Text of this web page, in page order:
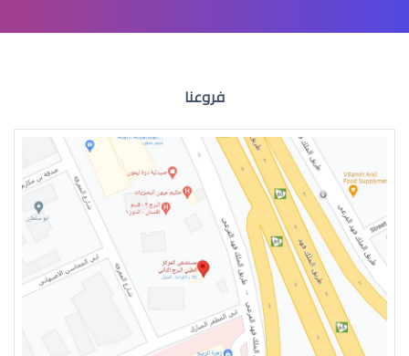
انحراف الشبكية في العين
فروعنا